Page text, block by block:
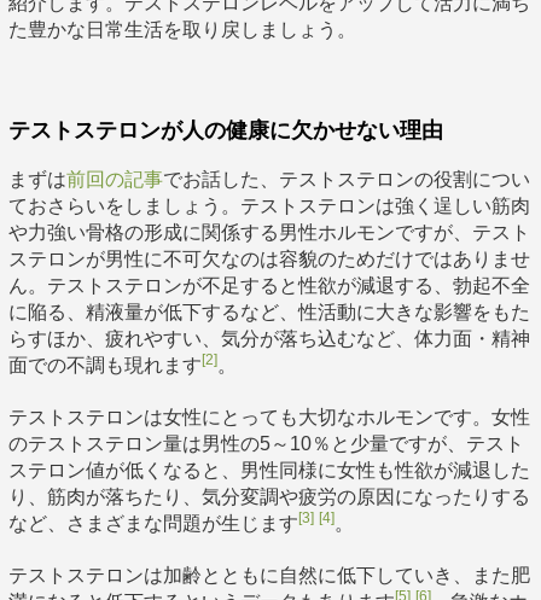
た豊かな日常生活を取り戻しましょう。
テストステロンが人の健康に欠かせない理由
まずは前回の記事でお話した、テストステロンの役割につい
ておさらいをしましょう。テストステロンは強く逞しい筋肉
や力強い骨格の形成に関係する男性ホルモンですが、テスト
ステロンが男性に不可欠なのは容貌のためだけではありませ
ん。テストステロンが不足すると性欲が減退する、勃起不全
に陥る、精液量が低下するなど、性活動に大きな影響をもた
らすほか、疲れやすい、気分が落ち込むなど、体力面・精神
面での不調も現れます [2]。
テストステロンは女性にとっても大切なホルモンです。女性
のテストステロン量は男性の5～10％と少量ですが、テスト
ステロン値が低くなると、男性同様に女性も性欲が減退した
り、筋肉が落ちたり、気分変調や疲労の原因になったりする
など、さまざまな問題が生じます [3] [4]。
テストステロンは加齢とともに自然に低下していき、また肥
[5] [6]